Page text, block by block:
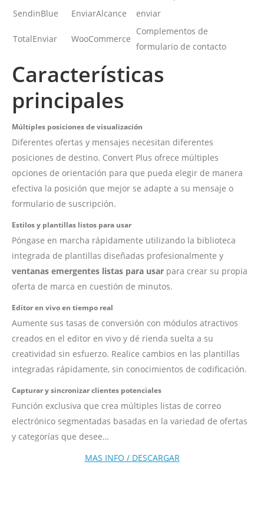
SendinBlue
EnviarAlcance enviar
TotalEnviar WooCommerce
Complementos de
formulario de contacto
Características
principales
Múltiples posiciones de visualización
Diferentes ofertas y mensajes necesitan diferentes
posiciones de destino. Convert Plus ofrece múltiples
opciones de orientación para que pueda elegir de manera
efectiva la posición que mejor se adapte a su mensaje o
formulario de suscripción.
Estilos y plantillas listos para usar
Póngase en marcha rápidamente utilizando la biblioteca
integrada de plantillas diseñadas profesionalmente y
ventanas emergentes listas para usar para crear su propia
oferta de marca en cuestión de minutos.
Editor en vivo en tiempo real
Aumente sus tasas de conversión con módulos atractivos
creados en el editor en vivo y dé rienda suelta a su
creatividad sin esfuerzo. Realice cambios en las plantillas
integradas rápidamente, sin conocimientos de codificación.
Capturar y sincronizar clientes potenciales
Función exclusiva que crea múltiples listas de correo
electrónico segmentadas basadas en la variedad de ofertas
y categorías que desee…
MAS INFO / DESCARGAR